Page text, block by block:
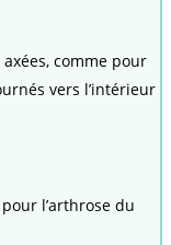
comme pour
vers l’intérieur
l’arthrose du